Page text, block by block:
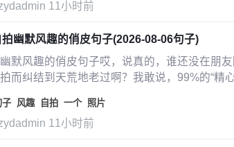
11小时前
拍幽默风趣的俏皮句子(2026-08-06句子)
默风趣的俏皮句子哎，说真的，谁还没在朋
而纠结到天荒地老过啊？我敢说，99%的“精
子 风趣 自拍 一个 照片
11小时前